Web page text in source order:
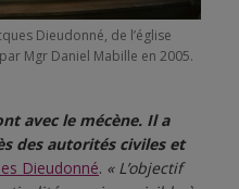
Dieudonné, de l’église
Mgr Daniel Mabille en 2005.
avec le mécène. Il a
des autorités civiles et
Dieudonné. « L’objectif